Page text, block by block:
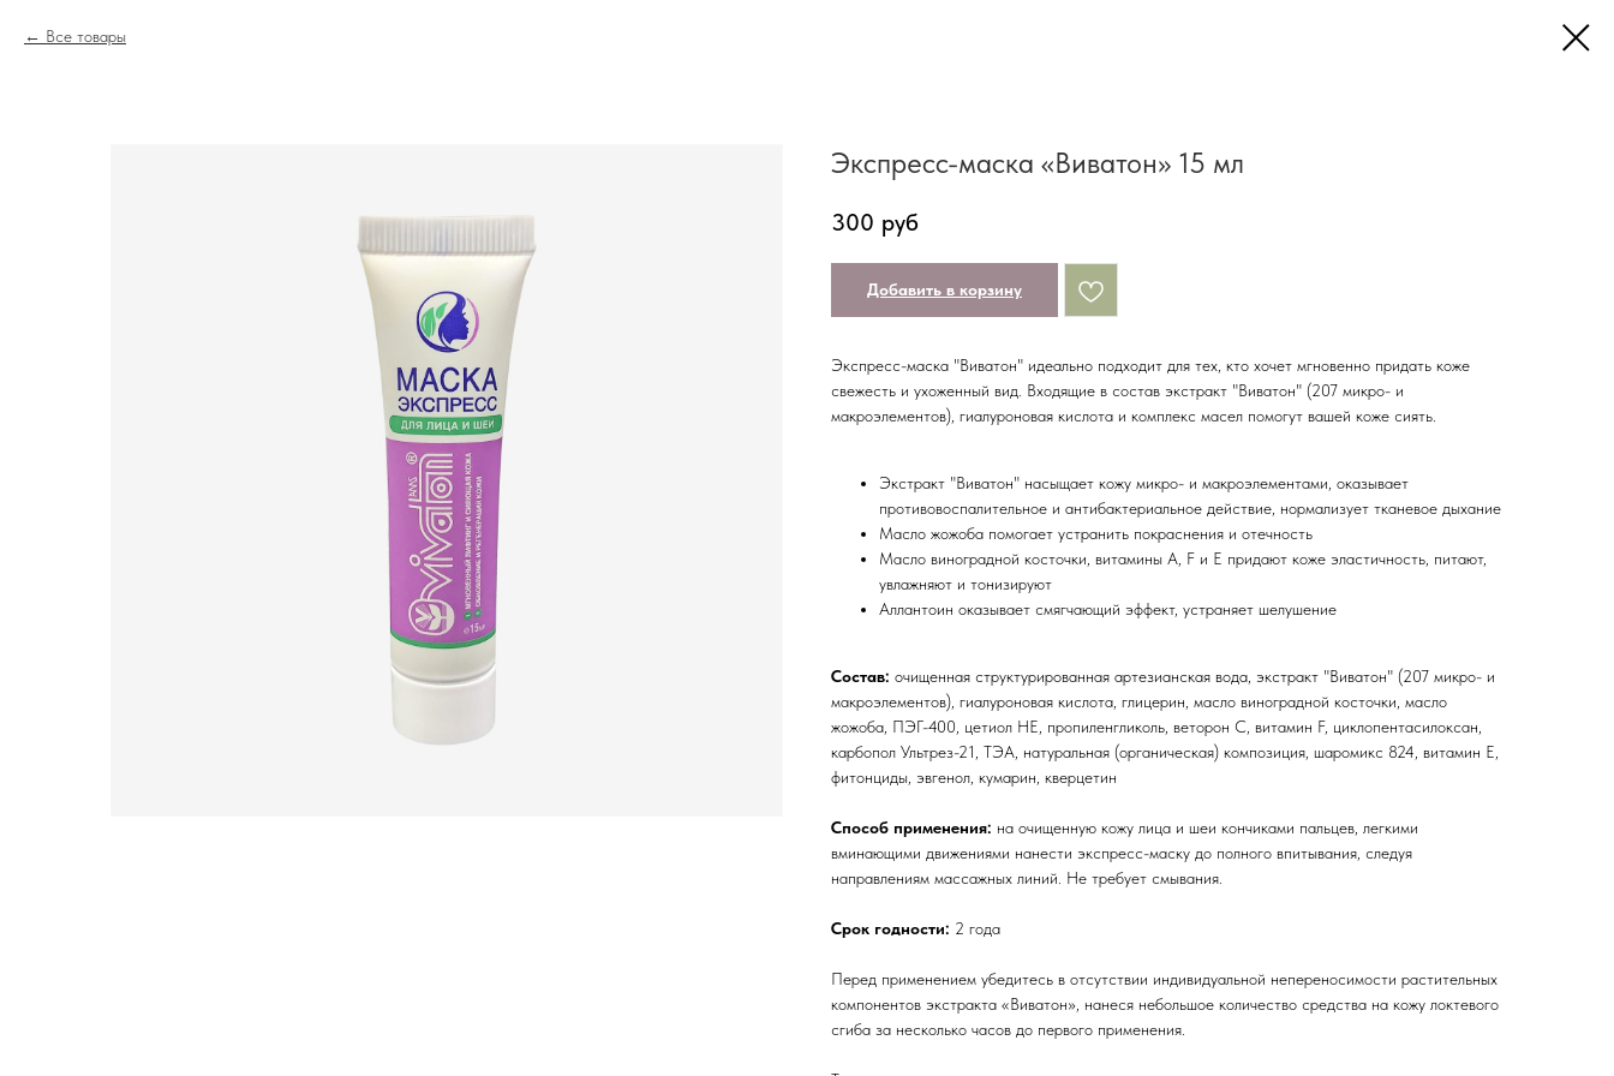
Все товары
Экспресс-маска «Виватон» 15 мл
300 руб
Добавить в корзину
Экспресс-маска "Виватон" идеально подходит для тех, кто хочет мгновенно придать коже
свежесть и ухоженный вид. Входящие в состав экстракт "Виватон" (207 микро- и
макроэлементов), гиалуроновая кислота и комплекс масел помогут вашей коже сиять.
Экстракт "Виватон" насыщает кожу микро- и макроэлементами, оказывает
противовоспалительное и антибактериальное действие, нормализует тканевое дыхание
Масло жожоба помогает устранить покраснения и отечность
Масло виноградной косточки, витамины А, F и E придают коже эластичность, питают,
увлажняют и тонизируют
Аллантоин оказывает смягчающий эффект, устраняет шелушение
Состав: очищенная структурированная артезианская вода, экстракт "Виватон" (207 микро- и
макроэлементов), гиалуроновая кислота, глицерин, масло виноградной косточки, масло
жожоба, ПЭГ-400, цетиол НЕ, пропиленгликоль, веторон С, витамин F, циклопентасилоксан,
карбопол Ультрез-21, ТЭА, натуральная (органическая) композиция, шаромикс 824, витамин Е,
фитонциды, эвгенол, кумарин, кверцетин
Способ применения: на очищенную кожу лица и шеи кончиками пальцев, легкими
вминающими движениями нанести экспресс-маску до полного впитывания, следуя
направлениям массажных линий. Не требует смывания.
Срок годности: 2 года
Перед применением убедитесь в отсутствии индивидуальной непереносимости растительных
компонентов экстракта «Виватон», нанеся небольшое количество средства на кожу локтевого
сгиба за несколько часов до первого применения.